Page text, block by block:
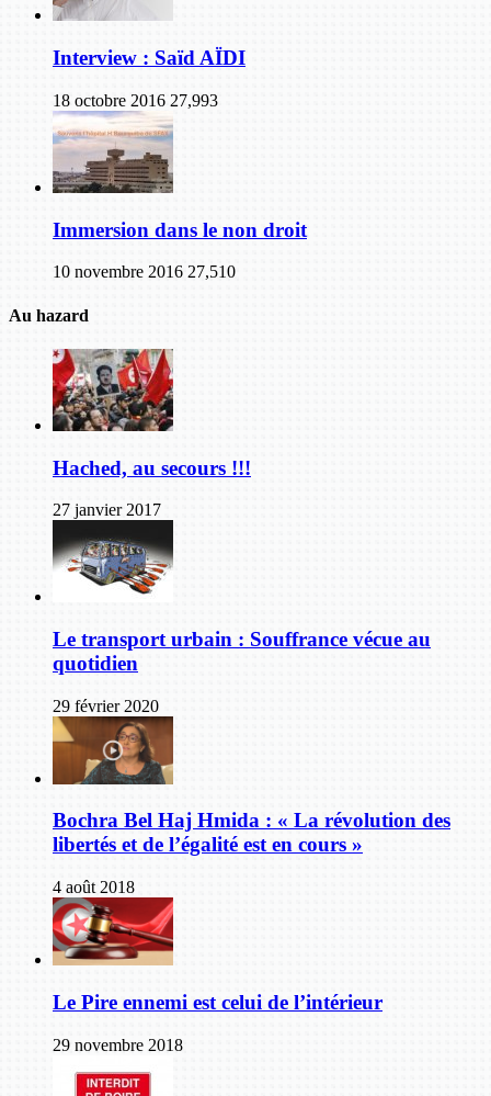
Interview : Saïd AÏDI
18 octobre 2016 27,993
Immersion dans le non droit
10 novembre 2016 27,510
Au hazard
Hached, au secours !!!
27 janvier 2017
Le transport urbain : Souffrance vécue au
quotidien
29 février 2020
Bochra Bel Haj Hmida : « La révolution des
libertés et de l’égalité est en cours »
4 août 2018
Le Pire ennemi est celui de l’intérieur
29 novembre 2018